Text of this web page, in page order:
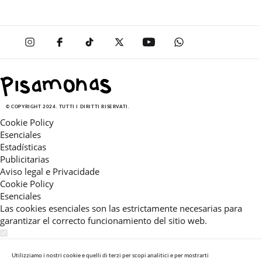
© COPYRIGHT 2024. TUTTI I DIRITTI RISERVATI.
Cookie Policy
Esenciales
Estadísticas
Publicitarias
Aviso legal e Privacidade
Cookie Policy
Esenciales
Las cookies esenciales son las estrictamente necesarias para
garantizar el correcto funcionamiento del sitio web.
Estas cookies nos permiten ofrecerle una experiencia en el sitio
Utilizziamo i nostri cookie e quelli di terzi per scopi analitici e per mostrarti